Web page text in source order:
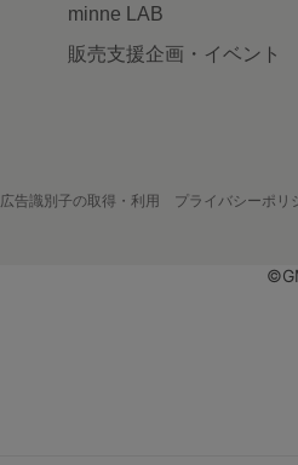
minne LAB
販売支援企画・イベント
広告識別子の取得・利用 プライバシーポリ